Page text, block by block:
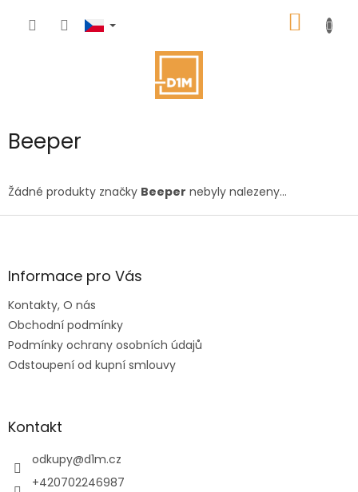
KOŠÍK
Beeper
Žádné produkty značky Beeper nebyly nalezeny...
Z
aInformace pro Vás
Kontakty, O nás
Obchodní podmínky
Podmínky ochrany osobních údajů
Odstoupení od kupní smlouvy
Kontakt
odkupy@d1m.cz
+420702246987